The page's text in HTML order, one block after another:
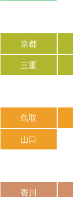
京都
三重
鳥取
山口
香川